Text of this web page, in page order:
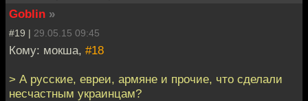
Goblin »
#19 | 29.05.15 09:45
Кому: мокша, #18
> А русские, евреи, армяне и прочие, что сделали
несчастным украинцам?